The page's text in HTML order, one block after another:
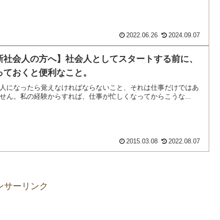
2022.06.26 2024.09.07
社会人の方へ】社会人としてスタートする前に、
ておくと便利なこと。
になったら覚えなければならないこと、それは仕事だけではあ
ん。私の経験からすれば、仕事が忙しくなってからこうな...
2015.03.08 2022.08.07
サーリンク